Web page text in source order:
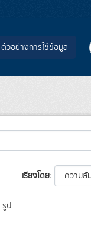
ตัวอย่างการใช้ข้อมูล
เรียงโดย
รูป